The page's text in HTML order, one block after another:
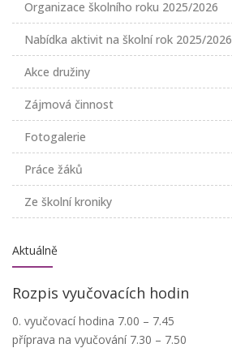
Organizace školního roku 2025/2026
Nabídka aktivit na školní rok 2025/2026
Akce družiny
Zájmová činnost
Fotogalerie
Práce žáků
Ze školní kroniky
Aktuálně
Rozpis vyučovacích hodin
0. vyučovací hodina 7.00 – 7.45
příprava na vyučování 7.30 – 7.50